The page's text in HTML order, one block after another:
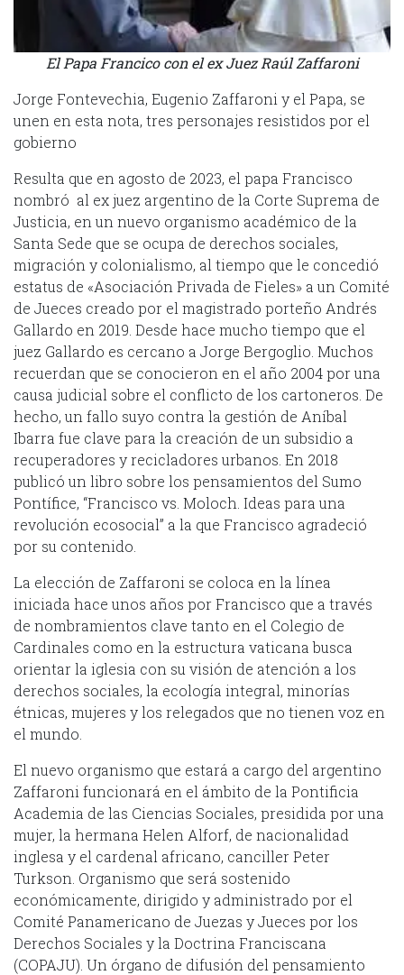
El Papa Francico con el ex Juez Raúl Zaffaroni
Jorge Fontevechia, Eugenio Zaffaroni y el Papa, se
unen en esta nota, tres personajes resistidos por el
gobierno
Resulta que en agosto de 2023, el papa Francisco
nombró al ex juez argentino de la Corte Suprema de
Justicia, en un nuevo organismo académico de la
Santa Sede que se ocupa de derechos sociales,
migración y colonialismo, al tiempo que le concedió
estatus de «Asociación Privada de Fieles» a un Comité
de Jueces creado por el magistrado porteño Andrés
Gallardo en 2019. Desde hace mucho tiempo que el
juez Gallardo es cercano a Jorge Bergoglio. Muchos
recuerdan que se conocieron en el año 2004 por una
causa judicial sobre el conflicto de los cartoneros. De
hecho, un fallo suyo contra la gestión de Aníbal
Ibarra fue clave para la creación de un subsidio a
recuperadores y recicladores urbanos. En 2018
publicó un libro sobre los pensamientos del Sumo
Pontífice, “Francisco vs. Moloch. Ideas para una
revolución ecosocial” a la que Francisco agradeció
por su contenido.
La elección de Zaffaroni se coloca en la línea
iniciada hace unos años por Francisco que a través
de nombramientos clave tanto en el Colegio de
Cardinales como en la estructura vaticana busca
orientar la iglesia con su visión de atención a los
derechos sociales, la ecología integral, minorías
étnicas, mujeres y los relegados que no tienen voz en
el mundo.
El nuevo organismo que estará a cargo del argentino
Zaffaroni funcionará en el ámbito de la Pontificia
Academia de las Ciencias Sociales, presidida por una
mujer, la hermana Helen Alforf, de nacionalidad
inglesa y el cardenal africano, canciller Peter
Turkson. Organismo que será sostenido
económicamente, dirigido y administrado por el
Comité Panamericano de Juezas y Jueces por los
Derechos Sociales y la Doctrina Franciscana
(COPAJU). Un órgano de difusión del pensamiento